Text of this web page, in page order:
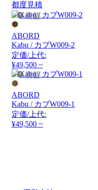
都度見積
廃盤
ABORD
Kabu / カブW009-2
定価/上代:
¥49,500 ~
廃盤
ABORD
Kabu / カブW009-1
定価/上代:
¥49,500 ~